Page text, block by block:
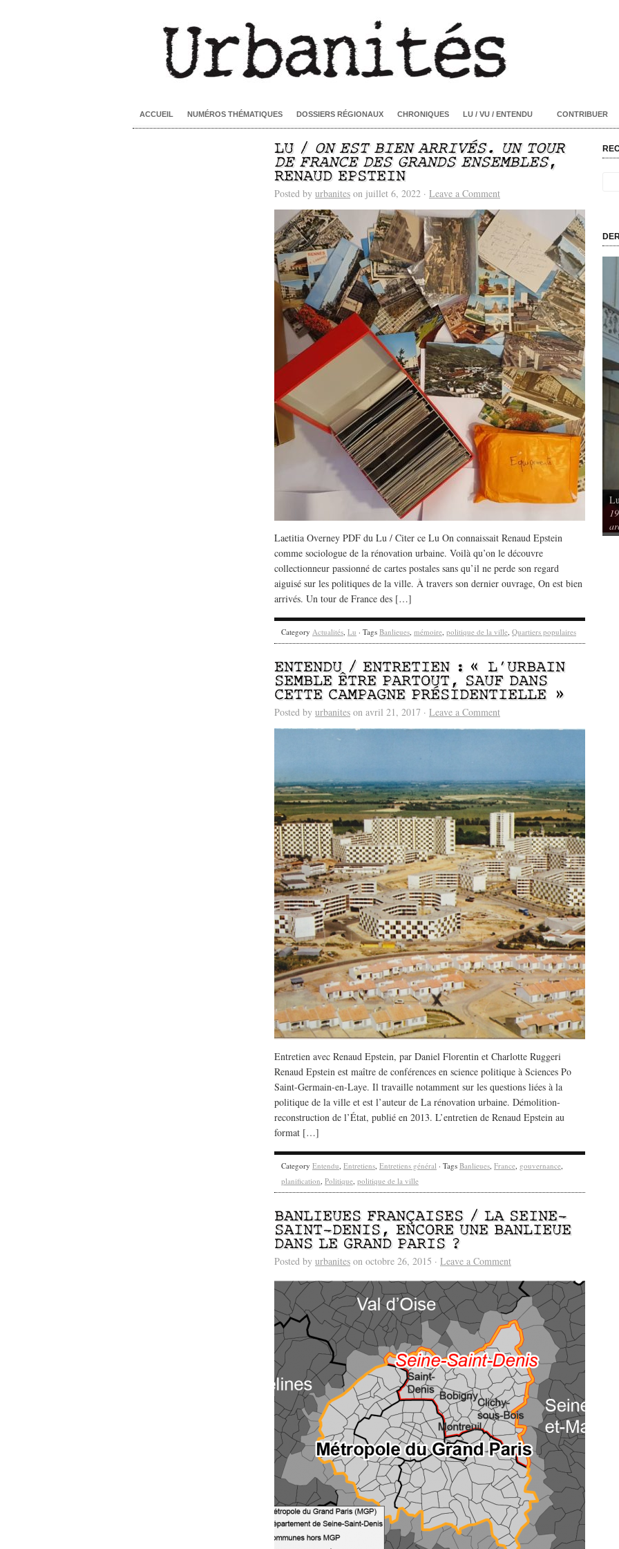
ACCUEIL NUMÉROS THÉMATIQUES DOSSIERS RÉGIONAUX CHRONIQUES LU / VU / ENTENDU CONTRIBUER
LU / ON EST BIEN ARRIVÉS. UN TOUR
DE FRANCE DES GRANDS ENSEMBLES,
RENAUD EPSTEIN
Posted by urbanites on juillet 6, 2022 · Leave a Comment
Laetitia Overney PDF du Lu / Citer ce Lu On connaissait Renaud Epstein
comme sociologue de la rénovation urbaine. Voilà qu’on le découvre
collectionneur passionné de cartes postales sans qu’il ne perde son regard
aiguisé sur les politiques de la ville. À travers son dernier ouvrage, On est bien
arrivés. Un tour de France des […]
Category Actualités, Lu · Tags Banlieues, mémoire, politique de la ville, Quartiers populaires
ENTENDU / ENTRETIEN : « L’URBAIN
SEMBLE ÊTRE PARTOUT, SAUF DANS
CETTE CAMPAGNE PRÉSIDENTIELLE »
Posted by urbanites on avril 21, 2017 · Leave a Comment
Entretien avec Renaud Epstein, par Daniel Florentin et Charlotte Ruggeri
Renaud Epstein est maître de conférences en science politique à Sciences Po
Saint-Germain-en-Laye. Il travaille notamment sur les questions liées à la
politique de la ville et est l’auteur de La rénovation urbaine. Démolition-
reconstruction de l’État, publié en 2013. L’entretien de Renaud Epstein au
format […]
Category Entendu, Entretiens, Entretiens général · Tags Banlieues, France, gouvernance,
planification, Politique, politique de la ville
BANLIEUES FRANÇAISES / LA SEINE-
SAINT-DENIS, ENCORE UNE BANLIEUE
DANS LE GRAND PARIS ?
Posted by urbanites on octobre 26, 2015 · Leave a Comment
Sous le feu du numérique. Spatialités et
Vu / Les pavillons Prouvé de Tourcoing,
exemples de l’audace architecturale des